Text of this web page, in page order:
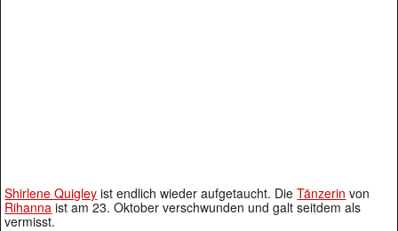
Shirlene Quigley ist endlich wieder aufgetaucht. DieTänzerin von
Rihanna ist am 23. Oktober verschwunden und galt seitdem als
vermisst.